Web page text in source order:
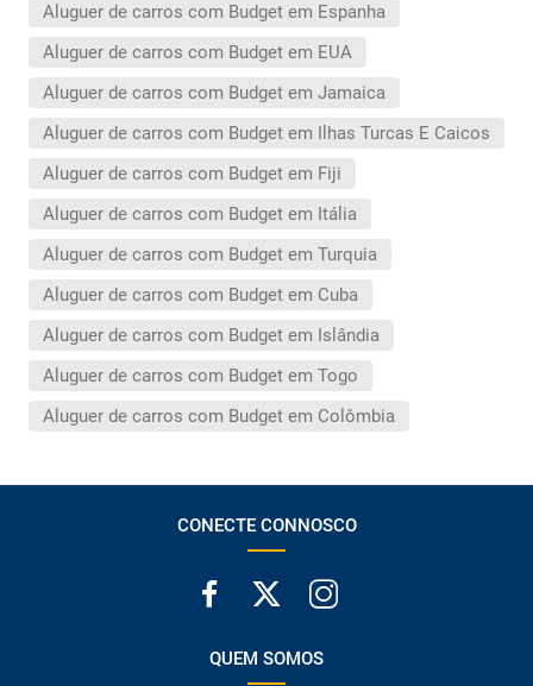
Aluguer de carros com Budget em Espanha
Aluguer de carros com Budget em EUA
Aluguer de carros com Budget em Jamaica
Aluguer de carros com Budget em Ilhas Turcas E Caicos
Aluguer de carros com Budget em Fiji
Aluguer de carros com Budget em Itália
Aluguer de carros com Budget em Turquia
Aluguer de carros com Budget em Cuba
Aluguer de carros com Budget em Islândia
Aluguer de carros com Budget em Togo
Aluguer de carros com Budget em Colômbia
CONECTE CONNOSCO
QUEM SOMOS